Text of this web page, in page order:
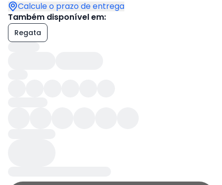
Calcule o prazo de entrega
Também disponível em:
Regata